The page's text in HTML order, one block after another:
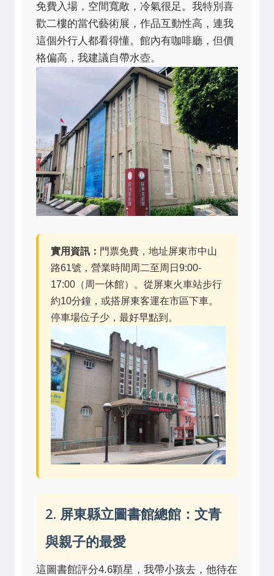
免費入場，空間寬敞，冷氣很足。我特別喜
歡二樓的當代藝術展，作品互動性高，連我
這個外行人都看得懂。館內有咖啡廳，但價
格偏高，我建議自帶水壺。
實用資訊： 門票免費，地址屏東市中山
路61號，營業時間周二至周日9:00-
17:00（周一休館）。從屏東火車站步行
約10分鐘，或搭屏東客運在市區下車。
停車場位子少，最好早點到。
2. 屏東縣立圖書館總館：文青
與親子的最愛
這圖書館評分4.6顆星，我帶小孩去，他待在